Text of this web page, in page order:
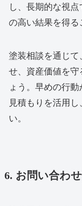
し、長期的な視
の高い結果を得る
塗装相談を通じて
せ、資産価値を守
ょう。早めの行
見積もりを活用
い。
6. お問い合わ